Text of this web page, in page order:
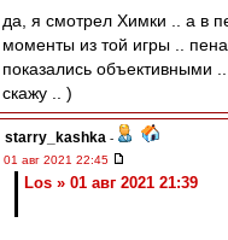
да, я смотрел Химки .. а в
моменты из той игры ..
показались объективными
скажу .. )
starry_kashka -
01 авг 2021 22:45
Los » 01 авг 2021 21:39